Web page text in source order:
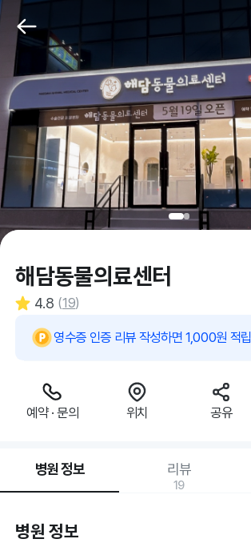
해담동물의료센터
4.8 (19)
영수증 인증 리뷰 작성하면 1,000원 적립
예약 · 문의 위치 공유
병원 정보 리뷰
19
병원 정보